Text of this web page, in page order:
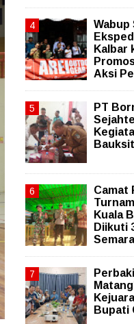
Wabup
Kalbar
Aksi
PT
Camat
Kuala
Diikuti
Bupati